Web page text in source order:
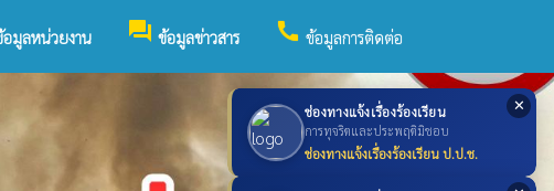
✕
ช่องทางแจ้งเรื่องร้องเรียน
การทุจริตและประพฤติมิชอบ
ช่องทางแจ้งเรื่องร้องเรียน ป.ป.ช.
อมูลหน่วยงาน forum ข้อมูลข่าวสาร call ข้อมูลการติดต่อ